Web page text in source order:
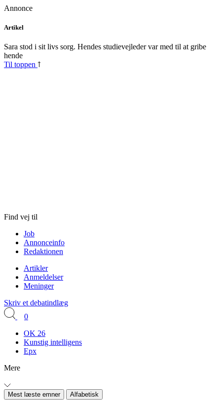
Annonce
Skip
content
Artikel
Sara stod i sit livs sorg. Hendes studievejleder var med til at gribe
hende
Til toppen
Find vej til
Job
Annonceinfo
Redaktionen
Artikler
Anmeldelser
Meninger
Skriv et debatindlæg
0
OK 26
Kunstig intelligens
Epx
Mere
Mest læste emner Alfabetisk